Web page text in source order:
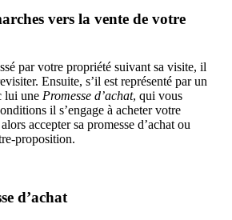
vers la vente de votre
par votre propriété suivant sa visite, il
Ensuite, s’il est représenté par un
lui une Promesse d’achat, qui vous
il s’engage à acheter votre
accepter sa promesse d’achat ou
proposition.
d’achat